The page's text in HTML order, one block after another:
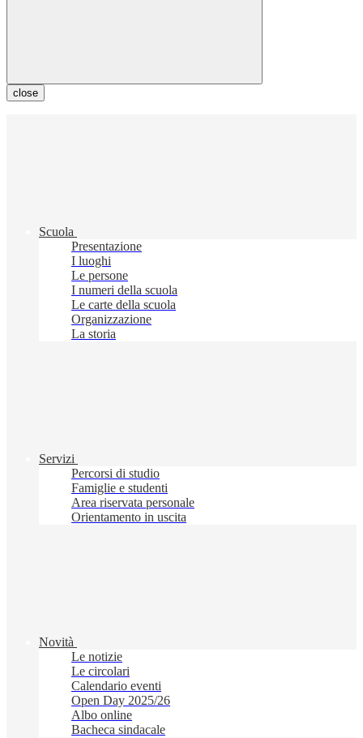
close
Scuola
Presentazione
I luoghi
Le persone
I numeri della scuola
Le carte della scuola
Organizzazione
La storia
Servizi
Percorsi di studio
Famiglie e studenti
Area riservata personale
Orientamento in uscita
Novità
Le notizie
Le circolari
Calendario eventi
Open Day 2025/26
Albo online
Bacheca sindacale